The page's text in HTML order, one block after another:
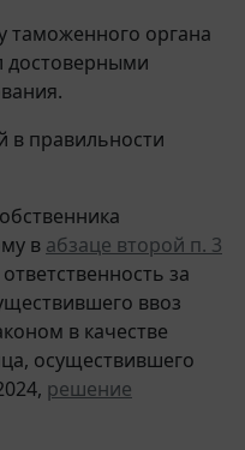
таможенного органа
достоверными
в правильности
в абзаце второй п. 3
за
ввоз
в качестве
осуществившего
решение